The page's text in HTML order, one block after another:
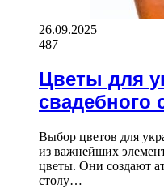
26.09.2025
487
Цветы для
свадебного
Выбор цветов для
из важнейших
цветы. Они создают
столу…